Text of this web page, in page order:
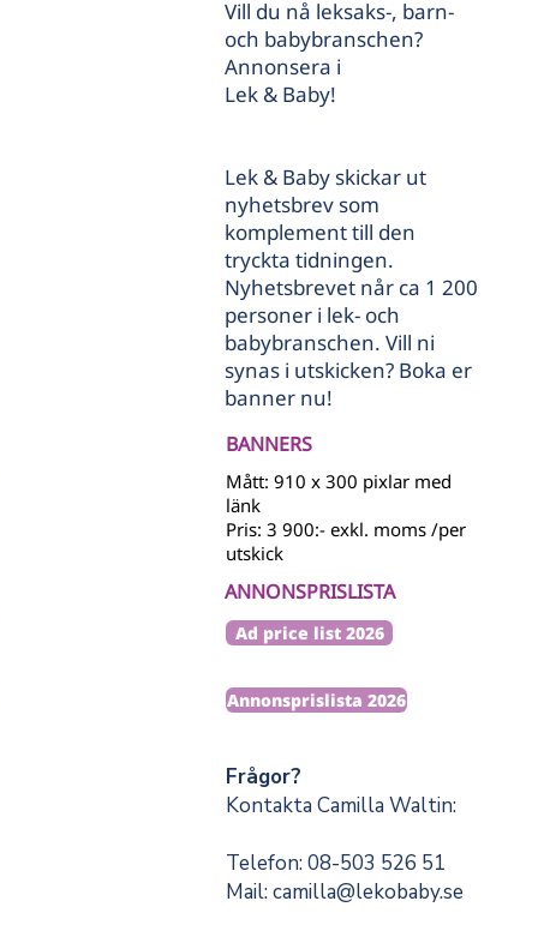
Vill du nå leksaks-, barn-
och babybranschen?
Annonsera i
Lek & Baby!
Lek & Baby skickar ut
nyhetsbrev som
komplement till den
tryckta tidningen.
Nyhetsbrevet når ca 1 200
personer i lek- och
babybranschen. Vill ni
synas i utskicken? Boka er
banner nu!
BANNERS
Mått: 910 x 300 pixlar med
länk
Pris: 3 900:- exkl. moms /per
utskick
ANNONSPRISLISTA
Ad price list 2026
Annonsprislista 2026
Frågor?
Kontakta Camilla Waltin:
Telefon: 08-503 526 51
Mail: camilla@lekobaby.se